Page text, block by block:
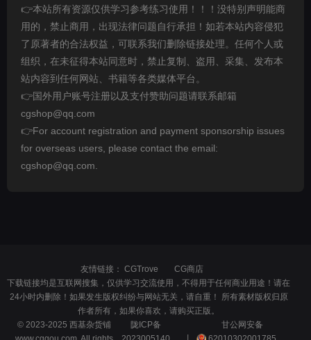
👉本站所有资源仅供学习参考练习使用！！！没特别声明能商
用的，禁止商用，出现法律问题自行承担！如若本站内容侵犯
了原著者的合法权益，可联系我们删除链接处理。任何个人或
组织，在未征得本站同意时，禁止复制、盗用、采集、发布本
站内容到任何网站、书籍等各类媒体平台。
👉国外用户账号注册以及支付赞助问题请联系邮箱
cgshop@qq.com
👉For account registration and payment sponsorship issues
for overseas users, please contact the email:
cgshop@qq.com.
友情链接： CGTrove
CG商店
下载链接均是互联网搜集，仅供学习交流使用，不得用于任何商业用途！请在
24小时内删除！如果发生版权纠纷与网站无关，请自重！ 所有素材版权归原
作者所有，如果你喜欢，请购买正版。
© 2023-2025 西基杂货铺
陇ICP备
甘公网安备